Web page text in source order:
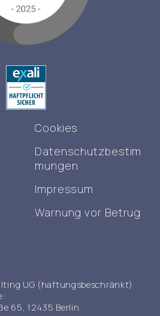
UG (haftungsbeschränkt)
65, 12435 Berlin
Cookies
Datenschutzbestim
mungen
Impressum
Warnung vor Betrug